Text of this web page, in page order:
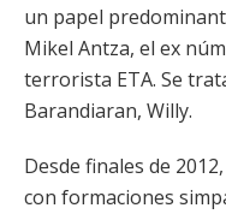
un papel
Mikel Antza, el ex
terrorista ETA. Se
Barandiaran, Willy.
Desde finales de
con formaciones